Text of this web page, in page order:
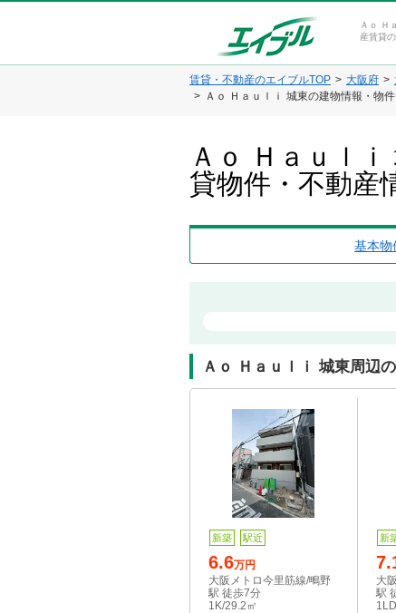
Ａｏ Ｈ
産賃貸
賃貸・不動産のエイブルTOP 大阪府
Ａｏ Ｈａｕｌｉ 城東の建物情報・物
Ａｏ Ｈａｕｌ
貸物件・不動産
基本物
Ａｏ Ｈａｕｌｉ 城東周辺
新築 駅近
6.6万円
大阪メトロ今里筋線/鴫野
駅 徒歩7分
1K/29.2㎡
新
大
駅